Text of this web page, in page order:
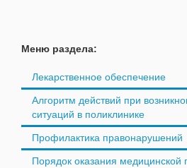
Меню раздела:
Лекарственное обеспечение
Алгоритм действий при
ситуаций в поликлинике
Профилактика правонарушений
Порядок оказания